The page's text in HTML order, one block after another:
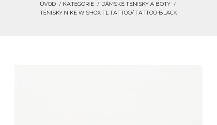
ÚVOD KATEGORIE
DÁMSKÉ TENISKY A BOTY
TENISKY NIKE W SHOX TL TATTOO/ TATTOO-BLACK